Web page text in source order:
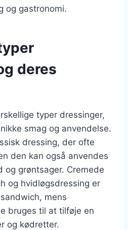
og gastronomi.
deres
typer dressinger,
smag og anvendelse.
dressing, der ofte
den kan også anvendes
og grøntsager. Cremede
og hvidløgsdressing er
mens
bruges til at tilføje en
og kødretter.